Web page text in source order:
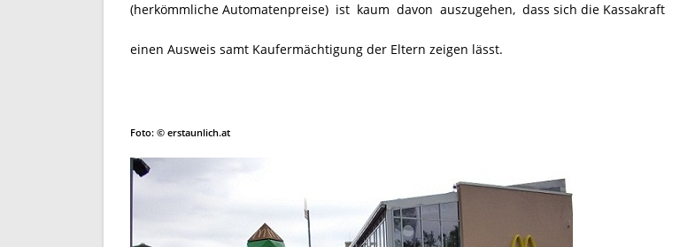
(herkömmliche Automatenpreise) ist kaum davon auszugehen, dass sich die Kassakraft
einen Ausweis samt Kaufermächtigung der Eltern zeigen lässt.
Foto: © erstaunlich.at